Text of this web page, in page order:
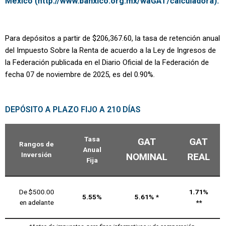
Para depósitos a partir de $206,367.60, la tasa de retención anual
del Impuesto Sobre la Renta de acuerdo a la Ley de Ingresos de
la Federación publicada en el Diario Oficial de la Federación de
fecha 07 de noviembre de 2025, es del 0.90%.
DEPÓSITO A PLAZO FIJO A 210 DÍAS
Rangos de
Inversión
Tasa
Anual
Fija
GAT
NOMINAL
GAT
REAL
De $500.00
en adelante
5.55% 5.61% *
1.71%
**